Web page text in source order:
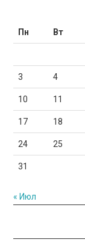
Пн
Вт
3 4
10 11
17 18
24 25
31
« Июл